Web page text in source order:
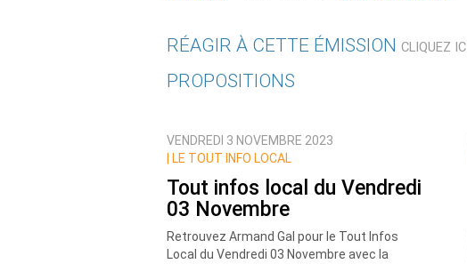
RÉAGIR À CETTE ÉMISSION CLIQUEZ ICI
Nom
PROPOSITIONS
VENDREDI 3 NOVEMBRE 2023
LE TOUT INFO LOCAL
Tout infos local du Vendredi
03 Novembre
Retrouvez Armand Gal pour le Tout Infos
Local du Vendredi 03 Novembre avec la